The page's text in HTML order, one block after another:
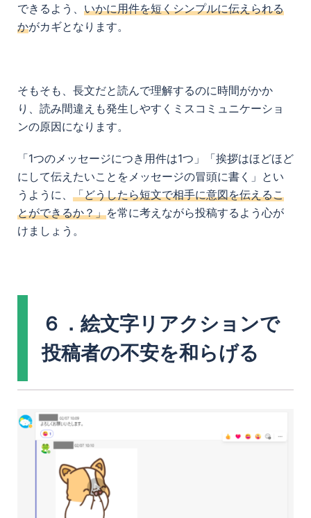
できるよう、 いかに用件を短くシンプルに伝えられる
かがカギとなります。
そもそも、長文だと読んで理解するのに時間がかか
り、読み間違えも発生しやすくミスコミュニケーショ
ンの原因になります。
「1つのメッセージにつき用件は1つ」「挨拶はほどほど
にして伝えたいことをメッセージの冒頭に書く」とい
うように、 「どうしたら短文で相手に意図を伝えるこ
とができるか？」を常に考えながら投稿するよう心が
けましょう。
６．絵文字リアクションで
投稿者の不安を和らげる